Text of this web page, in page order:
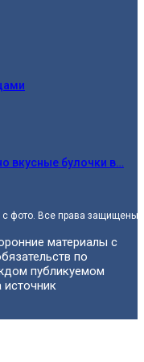
вкусные булочки в…
фото. Все права защищены.
материалы с
по
публикуемом
источник